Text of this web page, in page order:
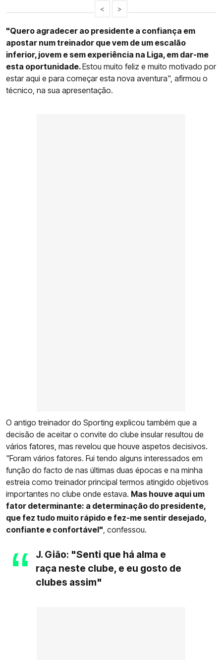
< >
"Quero agradecer ao presidente a confiança em
apostar num treinador que vem de um escalão
inferior, jovem e sem experiência na Liga, em dar-me
esta oportunidade.Estou muito feliz e muito motivado por
estar aqui e para começar esta nova aventura", afirmou o
técnico, na sua apresentação.
O antigo treinador do Sporting explicou também que a
decisão de aceitar o convite do clube insular resultou de
vários fatores, mas revelou que houve aspetos decisivos.
"Foram vários fatores. Fui tendo alguns interessados em
função do facto de nas últimas duas épocas e na minha
estreia como treinador principal termos atingido objetivos
importantes no clube onde estava. Mas houve aqui um
fator determinante: a determinação do presidente,
que fez tudo muito rápido e fez-me sentir desejado,
confiante e confortável", confessou.
J. Gião: "Senti que há alma e
raça neste clube, e eu gosto de
clubes assim"